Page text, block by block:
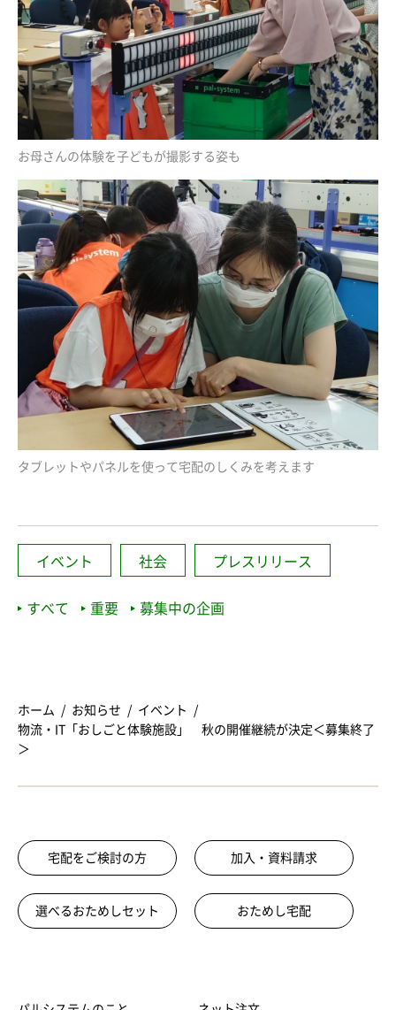
お母さんの体験を子どもが撮影する姿も
タブレットやパネルを使って宅配のしくみを考えます
イベント 社会 プレスリリース
すべて 重要 募集中の企画
ホーム お知らせ
イベント
物流・IT「おしごと体験施設」 秋の開催継続が決定＜募集終了
＞
宅配をご検討の方 加入・資料請求
選べるおためしセット おためし宅配